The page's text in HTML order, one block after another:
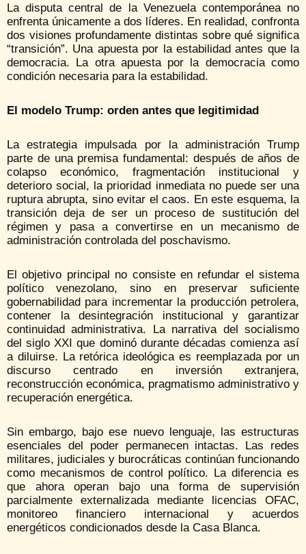
La disputa central de la Venezuela contemporánea no
enfrenta únicamente a dos líderes. En realidad, confronta
dos visiones profundamente distintas sobre qué significa
“transición”. Una apuesta por la estabilidad antes que la
democracia. La otra apuesta por la democracia como
condición necesaria para la estabilidad.
El modelo Trump: orden antes que legitimidad
La estrategia impulsada por la administración Trump
parte de una premisa fundamental: después de años de
colapso económico, fragmentación institucional y
deterioro social, la prioridad inmediata no puede ser una
ruptura abrupta, sino evitar el caos. En este esquema, la
transición deja de ser un proceso de sustitución del
régimen y pasa a convertirse en un mecanismo de
administración controlada del poschavismo.
El objetivo principal no consiste en refundar el sistema
político venezolano, sino en preservar suficiente
gobernabilidad para incrementar la producción petrolera,
contener la desintegración institucional y garantizar
continuidad administrativa. La narrativa del socialismo
del siglo XXI que dominó durante décadas comienza así
a diluirse. La retórica ideológica es reemplazada por un
discurso centrado en inversión extranjera,
reconstrucción económica, pragmatismo administrativo y
recuperación energética.
Sin embargo, bajo ese nuevo lenguaje, las estructuras
esenciales del poder permanecen intactas. Las redes
militares, judiciales y burocráticas continúan funcionando
como mecanismos de control político. La diferencia es
que ahora operan bajo una forma de supervisión
parcialmente externalizada mediante licencias OFAC,
monitoreo financiero internacional y acuerdos
energéticos condicionados desde la Casa Blanca.